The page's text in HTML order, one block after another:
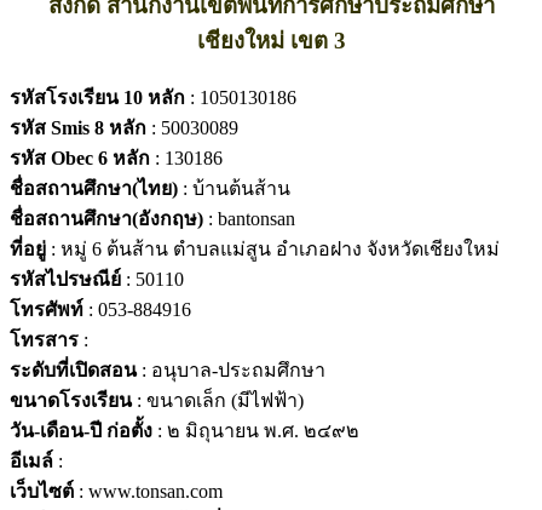
สังกัด สำนักงานเขตพื้นที่การศึกษาประถมศึกษา
เชียงใหม่ เขต 3
รหัสโรงเรียน 10 หลัก : 1050130186
รหัส Smis 8 หลัก : 50030089
รหัส Obec 6 หลัก : 130186
ชื่อสถานศึกษา(ไทย) : บ้านต้นส้าน
ชื่อสถานศึกษา(อังกฤษ) : bantonsan
ที่อยู่ : หมู่ 6 ต้นส้าน ตำบลแม่สูน อำเภอฝาง จังหวัดเชียงใหม่
รหัสไปรษณีย์ : 50110
โทรศัพท์ : 053-884916
โทรสาร :
ระดับที่เปิดสอน: อนุบาล-ประถมศึกษา
ขนาดโรงเรียน: ขนาดเล็ก (มีไฟฟ้า)
วัน-เดือน-ปี ก่อตั้ง : ๒ มิถุนายน พ.ศ. ๒๔๙๒
อีเมล์ :
เว็บไซต์ : www.tonsan.com